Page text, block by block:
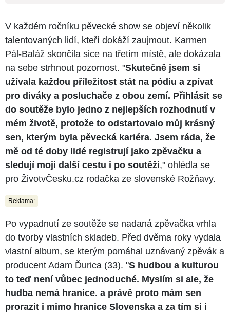
V každém ročníku pěvecké show se objeví několik
talentovaných lidí, kteří dokáží zaujmout. Karmen
Pál-Baláž skončila sice na třetím místě, ale dokázala
na sebe strhnout pozornost. "Skutečně jsem si
užívala každou příležitost stát na pódiu a zpívat
pro diváky a posluchače z obou zemí. Přihlásit se
do soutěže bylo jedno z nejlepších rozhodnutí v
mém životě, protože to odstartovalo můj krásný
sen, kterým byla pěvecká kariéra. Jsem ráda, že
mě od té doby lidé registrují jako zpěvačku a
sledují moji další cestu i po soutěži," ohlédla se
pro ŽivotvČesku.cz rodačka ze slovenské Rožňavy.
Reklama:
Po vypadnutí ze soutěže se nadaná zpěvačka vrhla
do tvorby vlastních skladeb. Před dvěma roky vydala
vlastní album, se kterým pomáhal uznávaný zpěvák a
producent Adam Ďurica (33). "S hudbou a kulturou
to teď není vůbec jednoduché. Myslím si ale, že
hudba nemá hranice. a právě proto mám sen
prorazit i mimo hranice Slovenska a za tím si i